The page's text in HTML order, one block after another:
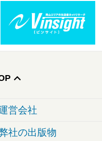
営会社
社の出版物